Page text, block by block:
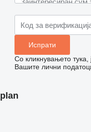
Со кликнувањето
Вашите лични